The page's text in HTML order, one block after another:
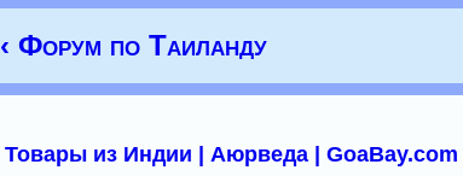
‹ Форум по Таиланду
Товары из Индии | Аюрведа | GoaBay.com